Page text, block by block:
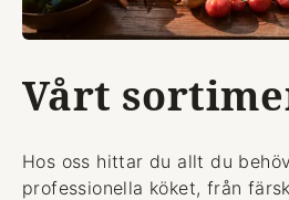
Vårt
Hos oss hittar du allt du
professionella köket, från